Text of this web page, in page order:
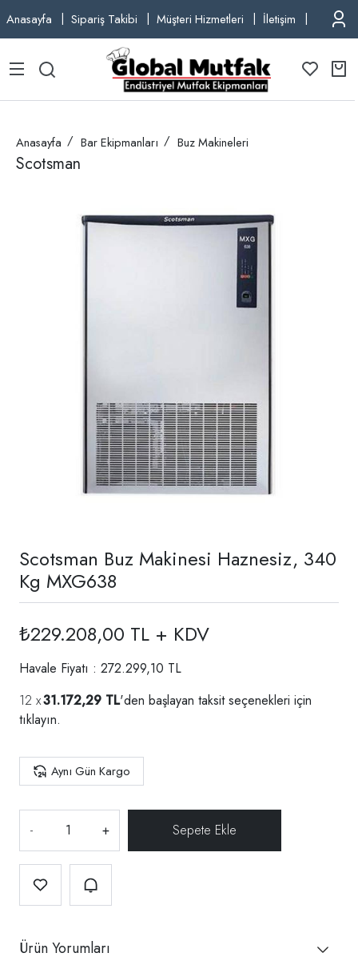
Anasayfa Sipariş Takibi Müşteri Hizmetleri İletişim TEL:
Anasayfa Bar Ekipmanları Buz Makineleri
Scotsman
Scotsman Buz Makinesi Haznesiz, 340
Kg MXG638
₺229.208,00 TL + KDV
Havale Fiyatı : 272.299,10 TL
31.172,29 TL'den başlayan taksit seçenekleri için
tıklayın.
Aynı Gün Kargo
- +
Ürün Yorumları